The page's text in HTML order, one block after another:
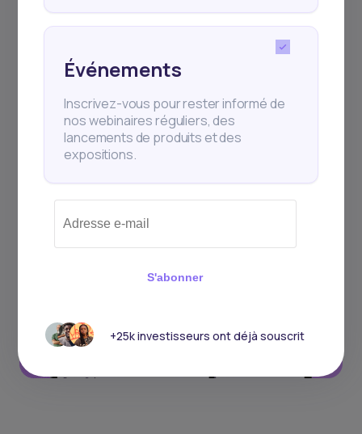
Événements
Inscrivez-vous pour rester informé de
nos webinaires réguliers, des
lancements de produits et des
expositions.
S'abonner
+25k investisseurs ont déjà souscrit